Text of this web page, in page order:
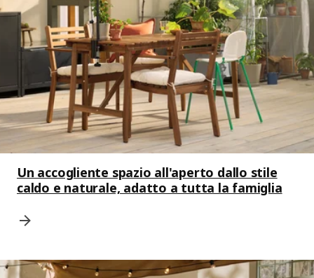
Un accogliente spazio all'aperto dallo stile
caldo e naturale, adatto a tutta la famiglia